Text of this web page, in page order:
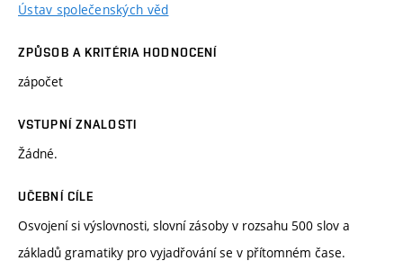
Ústav společenských věd
ZPŮSOB A KRITÉRIA HODNOCENÍ
zápočet
VSTUPNÍ ZNALOSTI
Žádné.
UČEBNÍ CÍLE
Osvojení si výslovnosti, slovní zásoby v rozsahu 500 slov a
základů gramatiky pro vyjadřování se v přítomném čase.